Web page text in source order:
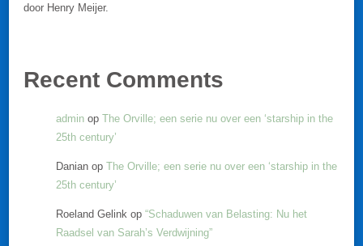
door Henry Meijer.
Recent Comments
admin op The Orville; een serie nu over een ‘starship in the
25th century’
Danian op The Orville; een serie nu over een ‘starship in the
25th century’
Roeland Gelink op “Schaduwen van Belasting: Nu het
Raadsel van Sarah’s Verdwijning”